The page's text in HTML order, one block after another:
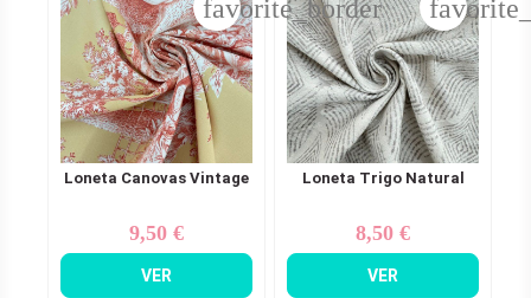
Loneta Canovas Vintage
Precio
9,50 €
VER
favorite_border
Loneta Trigo Natural
Precio
8,50 €
VER